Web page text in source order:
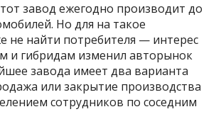
завод ежегодно производит до
Но для на такое
не найти потребителя — интерес
и гибридам изменил авторынок
завода имеет два варианта
или закрытие производства
сотрудников по соседним